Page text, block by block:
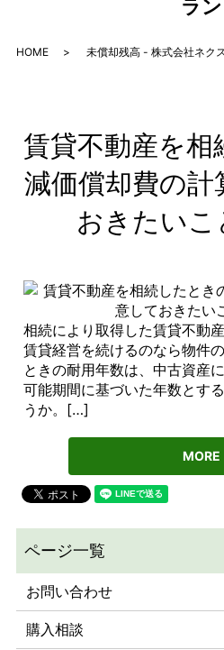
ラン
HOME 未償却残高 - 株式会社ネク
賃貸不動産を
減価償却費の計
おきたいこ
相続により取得した賃貸不動
賃貸経営を続けるのなら物件
ときの耐用年数は、中古資産
可能期間に基づいた年数とす
うか。[…]
MORE
お問い合わせ
購入相談